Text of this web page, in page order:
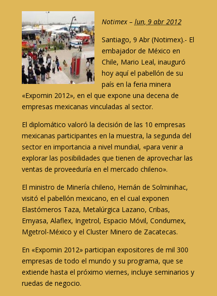
Notimex– lun, 9 abr 2012
Santiago, 9 Abr (Notimex).- El
embajador de México en
Chile, Mario Leal, inauguró
hoy aquí el pabellón de su
país en la feria minera
«Expomin 2012», en el que expone una decena de
empresas mexicanas vinculadas al sector.
El diplomático valoró la decisión de las 10 empresas
mexicanas participantes en la muestra, la segunda del
sector en importancia a nivel mundial, «para venir a
explorar las posibilidades que tienen de aprovechar las
ventas de proveeduría en el mercado chileno».
El ministro de Minería chileno, Hernán de Solminihac,
visitó el pabellón mexicano, en el cual exponen
Elastómeros Taza, Metalúrgica Lazano, Cribas,
Emyasa, Alaflex, Ingetrol, Espacio Móvil, Condumex,
Mgetrol-México y el Cluster Minero de Zacatecas.
En «Expomin 2012» participan expositores de mil 300
empresas de todo el mundo y su programa, que se
extiende hasta el próximo viernes, incluye seminarios y
ruedas de negocio.